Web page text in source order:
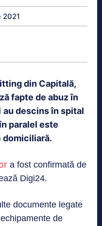
2021
din Capitală,
fapte de abuz în
au descins în spital
paralel este
domiciliară.
a fost confirmată de
Digi24.
documente legate
de